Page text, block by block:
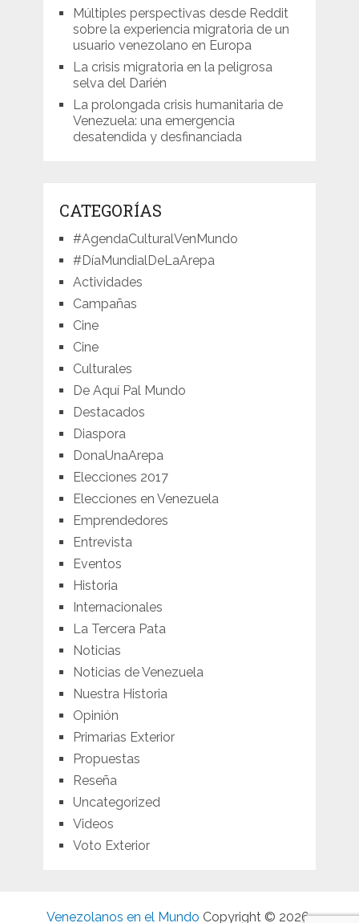
Múltiples perspectivas desde Reddit
sobre la experiencia migratoria de un
usuario venezolano en Europa
La crisis migratoria en la peligrosa
selva del Darién
La prolongada crisis humanitaria de
Venezuela: una emergencia
desatendida y desfinanciada
CATEGORÍAS
#AgendaCulturalVenMundo
#DíaMundialDeLaArepa
Actividades
Campañas
Cine
Cine
Culturales
De Aquí Pal Mundo
Destacados
Diaspora
DonaUnaArepa
Elecciones 2017
Elecciones en Venezuela
Emprendedores
Entrevista
Eventos
Historia
Internacionales
La Tercera Pata
Noticias
Noticias de Venezuela
Nuestra Historia
Opinión
Primarias Exterior
Propuestas
Reseña
Uncategorized
Videos
Voto Exterior
Venezolanos en el Mundo Copyright © 2026.